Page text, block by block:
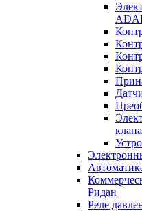
Ридан
Реле